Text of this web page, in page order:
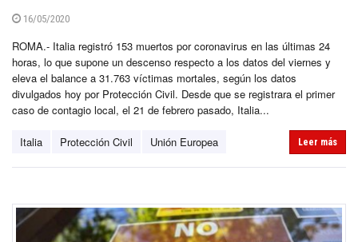
16/05/2020
ROMA.- Italia registró 153 muertos por coronavirus en las últimas 24
horas, lo que supone un descenso respecto a los datos del viernes y
eleva el balance a 31.763 víctimas mortales, según los datos
divulgados hoy por Protección Civil. Desde que se registrara el primer
caso de contagio local, el 21 de febrero pasado, Italia...
Italia Protección Civil Unión Europea Leer más